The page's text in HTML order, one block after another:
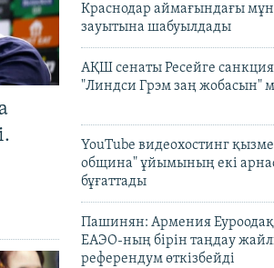
Краснодар аймағындағы
зауытына шабуылдады
АҚШ сенаты Ресейге
"Линдси Грэм заң жобасын"
YouTube видеохостинг
община" ұйымының екі
бұғаттады
Пашинян: Армения
ЕАЭО-ның бірін таңдау
референдум өткізбейді